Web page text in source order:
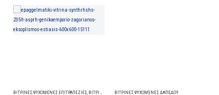
ΒΙΤΡΊΝΕΣ ΨΥΧΌΜΕΝΕΣ ΕΠΙΤΡΑΠΈΖΙΕΣ, ΒΙΤΡΊΝΕΣ ΨΥΧΌΜΕΝΕΣ ΔΑΠΈΔΟΥ ΒΙΤΡΊΝΕΣ ΨΥΧΌΜΕΝΕΣ ΔΑΠΈΔΟΥ